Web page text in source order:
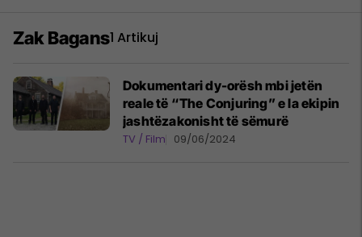
Zak Bagans1 Artikuj
Dokumentari dy-orësh mbi jetën
reale të “The Conjuring” e la ekipin
jashtëzakonisht të sëmurë
TV / Film 09/06/2024